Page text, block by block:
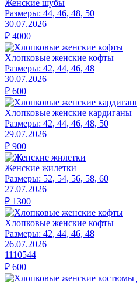
Женские шубы
Размеры: 44, 46, 48, 50
30.07.2026
₽ 4000
Хлопковые женские кофты
Размеры: 42, 44, 46, 48
30.07.2026
₽ 600
Хлопковые женские кардиганы
Размеры: 42, 44, 46, 48, 50
29.07.2026
₽ 900
Женские жилетки
Размеры: 52, 54, 56, 58, 60
27.07.2026
₽ 1300
Хлопковые женские кофты
Размеры: 42, 44, 46, 48
26.07.2026
1110544
₽ 600